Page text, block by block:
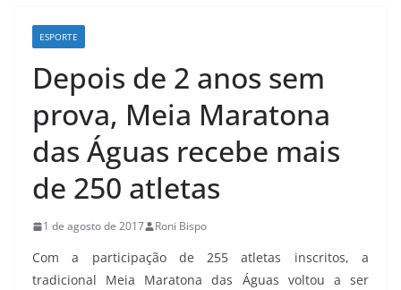
ESPORTE
Depois de 2 anos sem
prova, Meia Maratona
das Águas recebe mais
de 250 atletas
1 de agosto de 2017 Roni Bispo
Com a participação de 255 atletas inscritos, a
tradicional Meia Maratona das Águas voltou a ser